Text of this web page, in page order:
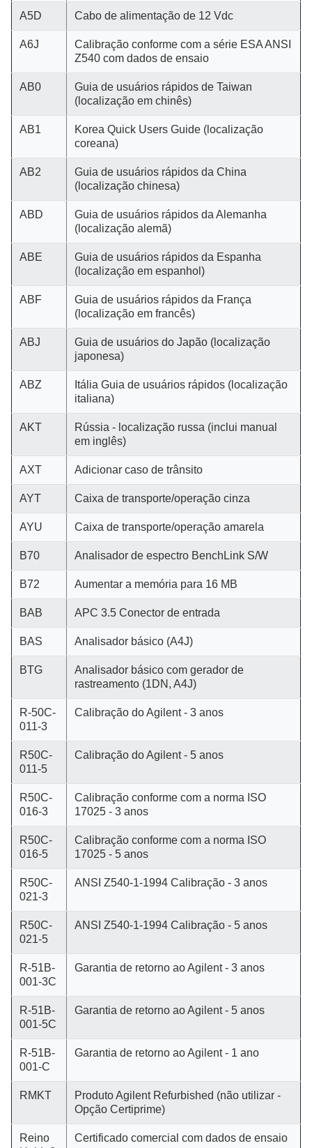
A5D Cabo de alimentação de 12 Vdc
A6J
Calibração conforme com a série ESA ANSI
Z540 com dados de ensaio
AB0
Guia de usuários rápidos de Taiwan
(localização em chinês)
AB1
Korea Quick Users Guide (localização
coreana)
AB2
Guia de usuários rápidos da China
(localização chinesa)
ABD
Guia de usuários rápidos da Alemanha
(localização alemã)
ABE
Guia de usuários rápidos da Espanha
(localização em espanhol)
ABF
Guia de usuários rápidos da França
(localização em francês)
ABJ
Guia de usuários do Japão (localização
japonesa)
ABZ
Itália Guia de usuários rápidos (localização
italiana)
AKT
Rússia - localização russa (inclui manual
em inglês)
AXT Adicionar caso de trânsito
AYT Caixa de transporte/operação cinza
AYU Caixa de transporte/operação amarela
B70 Analisador de espectro BenchLink S/W
B72 Aumentar a memória para 16 MB
BAB APC 3.5 Conector de entrada
BAS Analisador básico (A4J)
BTG
Analisador básico com gerador de
rastreamento (1DN, A4J)
R-50C-
011-3
Calibração do Agilent - 3 anos
R50C-
011-5
Calibração do Agilent - 5 anos
R50C-
016-3
Calibração conforme com a norma ISO
17025 - 3 anos
R50C-
016-5
Calibração conforme com a norma ISO
17025 - 5 anos
R50C-
021-3
ANSI Z540-1-1994 Calibração - 3 anos
R50C-
021-5
ANSI Z540-1-1994 Calibração - 5 anos
R-51B-
001-3C
Garantia de retorno ao Agilent - 3 anos
R-51B-
001-5C
Garantia de retorno ao Agilent - 5 anos
R-51B-
001-C
Garantia de retorno ao Agilent - 1 ano
RMKT
Produto Agilent Refurbished (não utilizar -
Opção Certiprime)
Reino
Certificado comercial com dados de ensaio